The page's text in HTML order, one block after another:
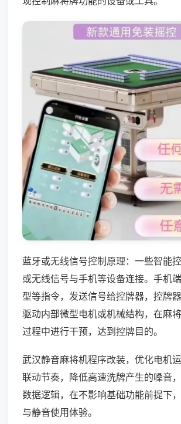
蓝牙或无线信号控制原理：一些智能
或无线信号与手机等设备连接。手机
型等指令，发送信号给控牌器，控牌
驱动内部微型电机或机械结构，在麻
过程中进行干预，达到控牌目的。
武汉静音麻将机程序改装，优化电机
联动节奏，降低高速洗牌产生的噪音
数据逻辑，在不影响基础功能前提下
与静音使用体验。